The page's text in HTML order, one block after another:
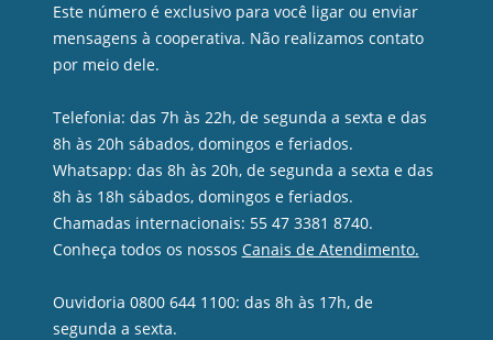
Este número é exclusivo para você ligar ou enviar
mensagens à cooperativa. Não realizamos contato
por meio dele.
Telefonia: das 7h às 22h, de segunda a sexta e das
8h às 20h sábados, domingos e feriados.
Whatsapp: das 8h às 20h, de segunda a sexta e das
8h às 18h sábados, domingos e feriados.
Chamadas internacionais: 55 47 3381 8740.
Conheça todos os nossos Canais de Atendimento.
Ouvidoria 0800 644 1100: das 8h às 17h, de
segunda a sexta.